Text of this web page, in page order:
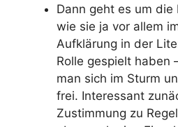
Dann geht es um die
wie sie ja vor allem
Aufklärung in der
Rolle gespielt haben
man sich im Sturm
frei. Interessant
Zustimmung zu